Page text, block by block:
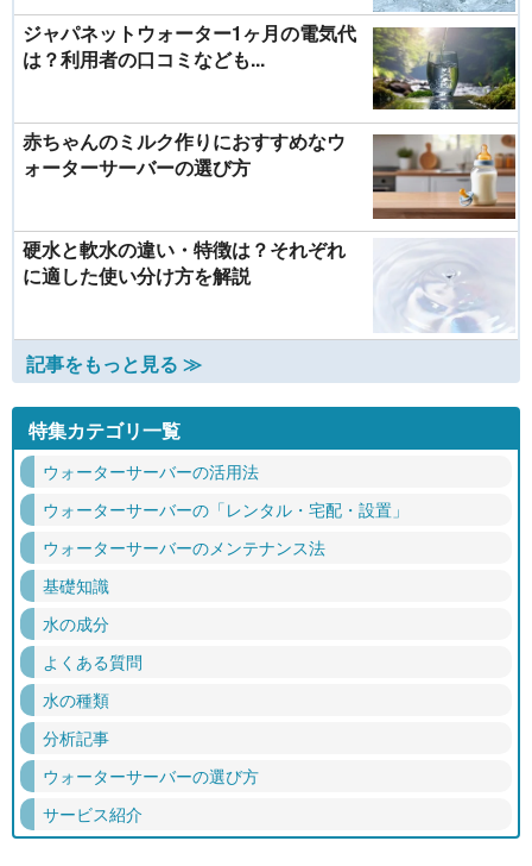
ジャパネットウォーター1ヶ月の電気代
は？利用者の口コミなども...
赤ちゃんのミルク作りにおすすめなウ
ォーターサーバーの選び方
硬水と軟水の違い・特徴は？それぞれ
に適した使い分け方を解説
記事をもっと見る ≫
特集カテゴリ一覧
ウォーターサーバーの活用法
ウォーターサーバーの「レンタル・宅配・設置」
ウォーターサーバーのメンテナンス法
基礎知識
水の成分
よくある質問
水の種類
分析記事
ウォーターサーバーの選び方
サービス紹介